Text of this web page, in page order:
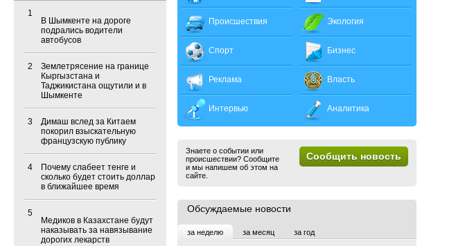
1
В Шымкенте на дороге
подрались водители
автобусов
2
Землетрясение на границе
Кыргызстана и
Таджикистана ощутили и в
Шымкенте
3
Димаш вслед за Китаем
покорил взыскательную
французскую публику
4
Почему слабеет тенге и
сколько будет стоить доллар
в ближайшее время
5
Медиков в Казахстане будут
наказывать за навязывание
дорогих лекарств
Происшествия
Спорт
Реклама
Интервью
Экология
Бизнес
Власть
Аналитика
Сообщить новость
Знаете о событии или
происшествии? Сообщите
и мы напишем об этом на
сайте.
Обсуждаемые новости
за неделю за месяц за год